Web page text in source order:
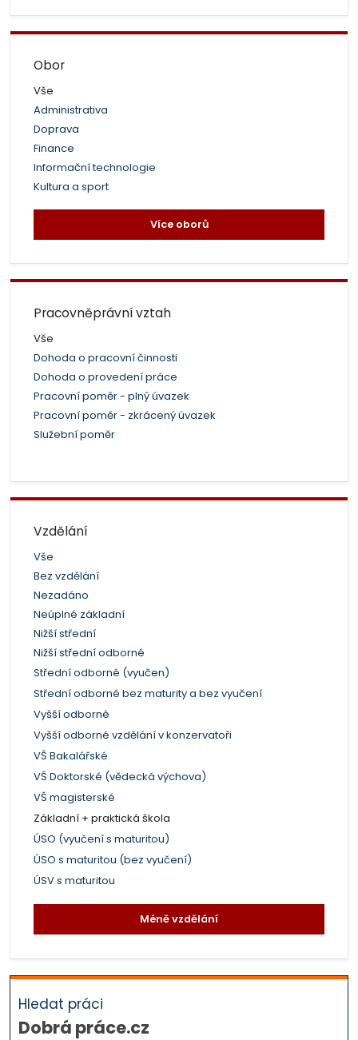
Obor
Vše
Administrativa
Doprava
Finance
Informační technologie
Kultura a sport
Více oborů
Pracovněprávní vztah
Vše
Dohoda o pracovní činnosti
Dohoda o provedení práce
Pracovní poměr - plný úvazek
Pracovní poměr - zkrácený úvazek
Služební poměr
Vzdělání
Vše
Bez vzdělání
Nezadáno
Neúplné základní
Nižší střední
Nižší střední odborné
Střední odborné (vyučen)
Střední odborné bez maturity a bez vyučení
Vyšší odborné
Vyšší odborné vzdělání v konzervatoři
VŠ Bakalářské
VŠ Doktorské (vědecká výchova)
VŠ magisterské
Základní + praktická škola
ÚSO (vyučení s maturitou)
ÚSO s maturitou (bez vyučení)
ÚSV s maturitou
Méně vzdělání
Hledat práci
Dobrá práce.cz